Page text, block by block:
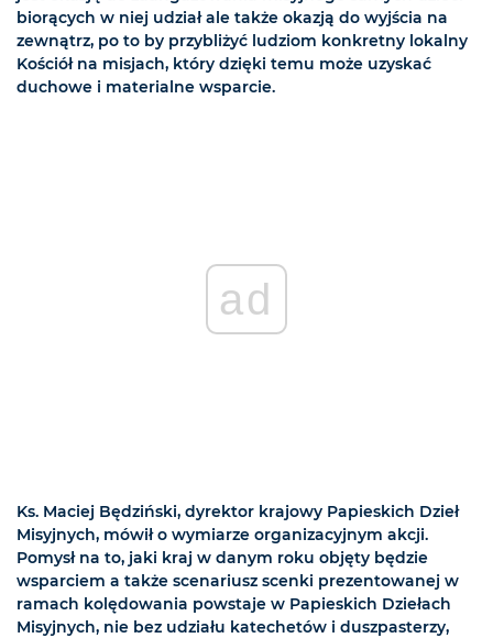
biorących w niej udział ale także okazją do wyjścia na
zewnątrz, po to by przybliżyć ludziom konkretny lokalny
Kościół na misjach, który dzięki temu może uzyskać
duchowe i materialne wsparcie.
ad
Ks. Maciej Będziński, dyrektor krajowy Papieskich Dzieł
Misyjnych, mówił o wymiarze organizacyjnym akcji.
Pomysł na to, jaki kraj w danym roku objęty będzie
wsparciem a także scenariusz scenki prezentowanej w
ramach kolędowania powstaje w Papieskich Dziełach
Misyjnych, nie bez udziału katechetów i duszpasterzy,